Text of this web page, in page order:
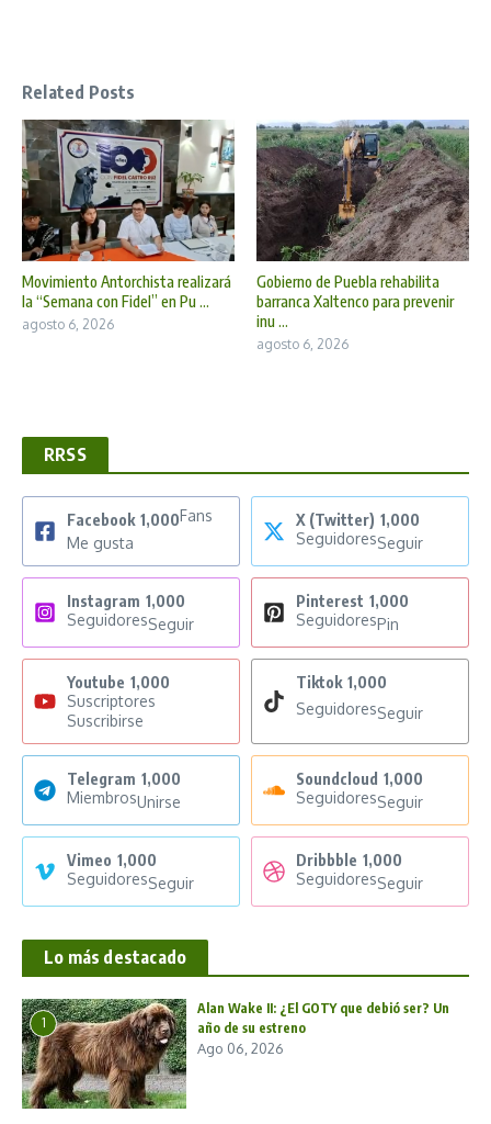
Related Posts
Movimiento Antorchista realizará
la “Semana con Fidel” en Pu ...
agosto 6, 2026
Gobierno de Puebla rehabilita
barranca Xaltenco para prevenir
inu ...
agosto 6, 2026
RRSS
Facebook 1,000Fans
Me gusta
X (Twitter) 1,000
SeguidoresSeguir
Instagram 1,000
SeguidoresSeguir
Pinterest 1,000
SeguidoresPin
Youtube 1,000
Suscriptores
Suscribirse
Tiktok 1,000
SeguidoresSeguir
Telegram 1,000
MiembrosUnirse
Soundcloud 1,000
SeguidoresSeguir
Vimeo 1,000
SeguidoresSeguir
Dribbble 1,000
SeguidoresSeguir
Lo más destacado
1
Alan Wake II: ¿El GOTY que debió ser? Un
año de su estreno
Ago 06, 2026